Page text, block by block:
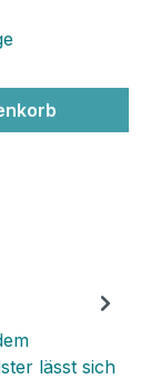
lässt sich